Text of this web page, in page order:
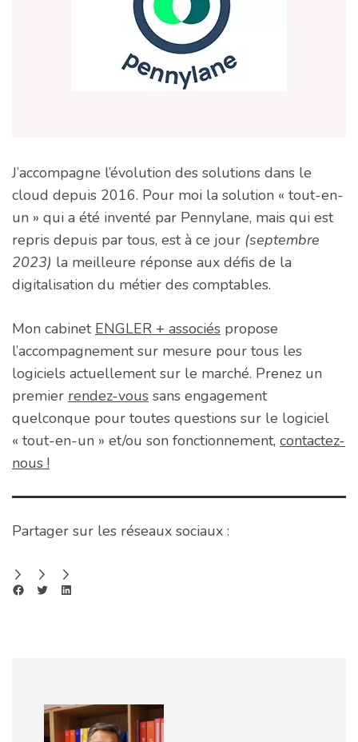
J’accompagne l’évolution des solutions dans le
cloud depuis 2016. Pour moi la solution « tout-en-
un » qui a été inventé par Pennylane, mais qui est
repris depuis par tous, est à ce jour (septembre
2023) la meilleure réponse aux défis de la
digitalisation du métier des comptables.
Mon cabinet ENGLER + associés propose
l’accompagnement sur mesure pour tous les
logiciels actuellement sur le marché. Prenez un
premier rendez-vous sans engagement
quelconque pour toutes questions sur le logiciel
« tout-en-un » et/ou son fonctionnement, contactez-
nous !
Partager sur les réseaux sociaux :
Share on Facebook
Share on TwitterShare on LinkedIn